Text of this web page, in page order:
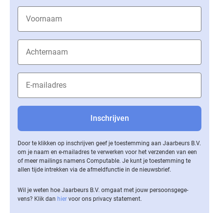
Door te klikken op inschrijven geef je toestemming aan Jaarbeurs B.V.
om je naam en e-mailadres te verwerken voor het verzenden van een
of meer mailings namens Computable. Je kunt je toestemming te
allen tijde intrekken via de af­meld­func­tie in de nieuwsbrief.
Wil je weten hoe Jaarbeurs B.V. omgaat met jouw per­soons­ge­ge­
vens? Klik dan hier voor ons privacy statement.